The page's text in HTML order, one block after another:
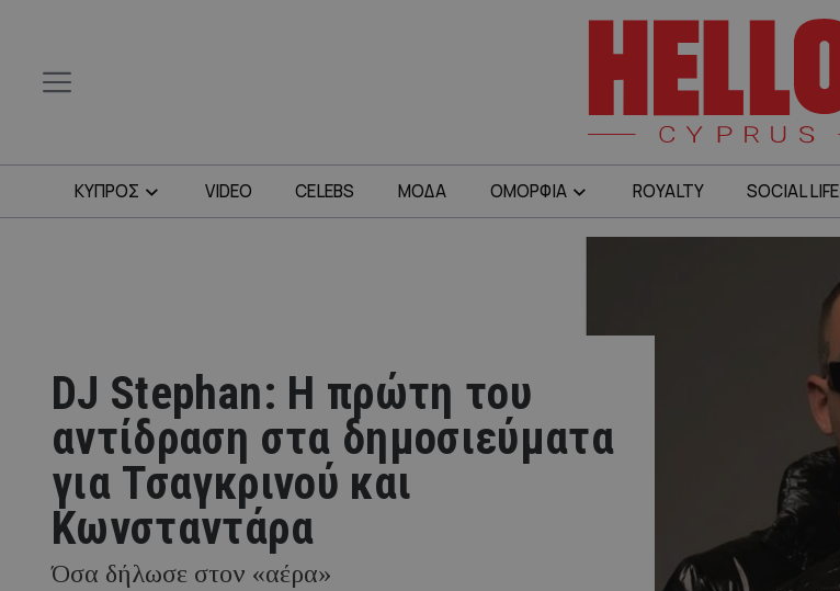
ΚΥΠΡΟΣ VIDEO CELEBS ΜΟΔΑ ΟΜΟΡΦΙΑ ROYALTY SOCIAL LIFE
DJ Stephan: Η πρώτη του
αντίδραση στα δημοσιεύματα
για Τσαγκρινού και
Κωνσταντάρα
Όσα δήλωσε στον «αέρα»